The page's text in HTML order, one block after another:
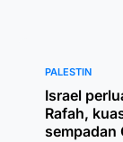
PALESTIN
Israel
Rafah,
sempadan